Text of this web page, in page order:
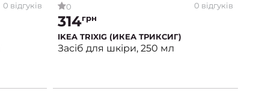
0 відгуків 0 0 відгуків
314грн
IKEA TRIXIG (ИКЕА ТРИКСИГ)
Засіб для шкіри, 250 мл